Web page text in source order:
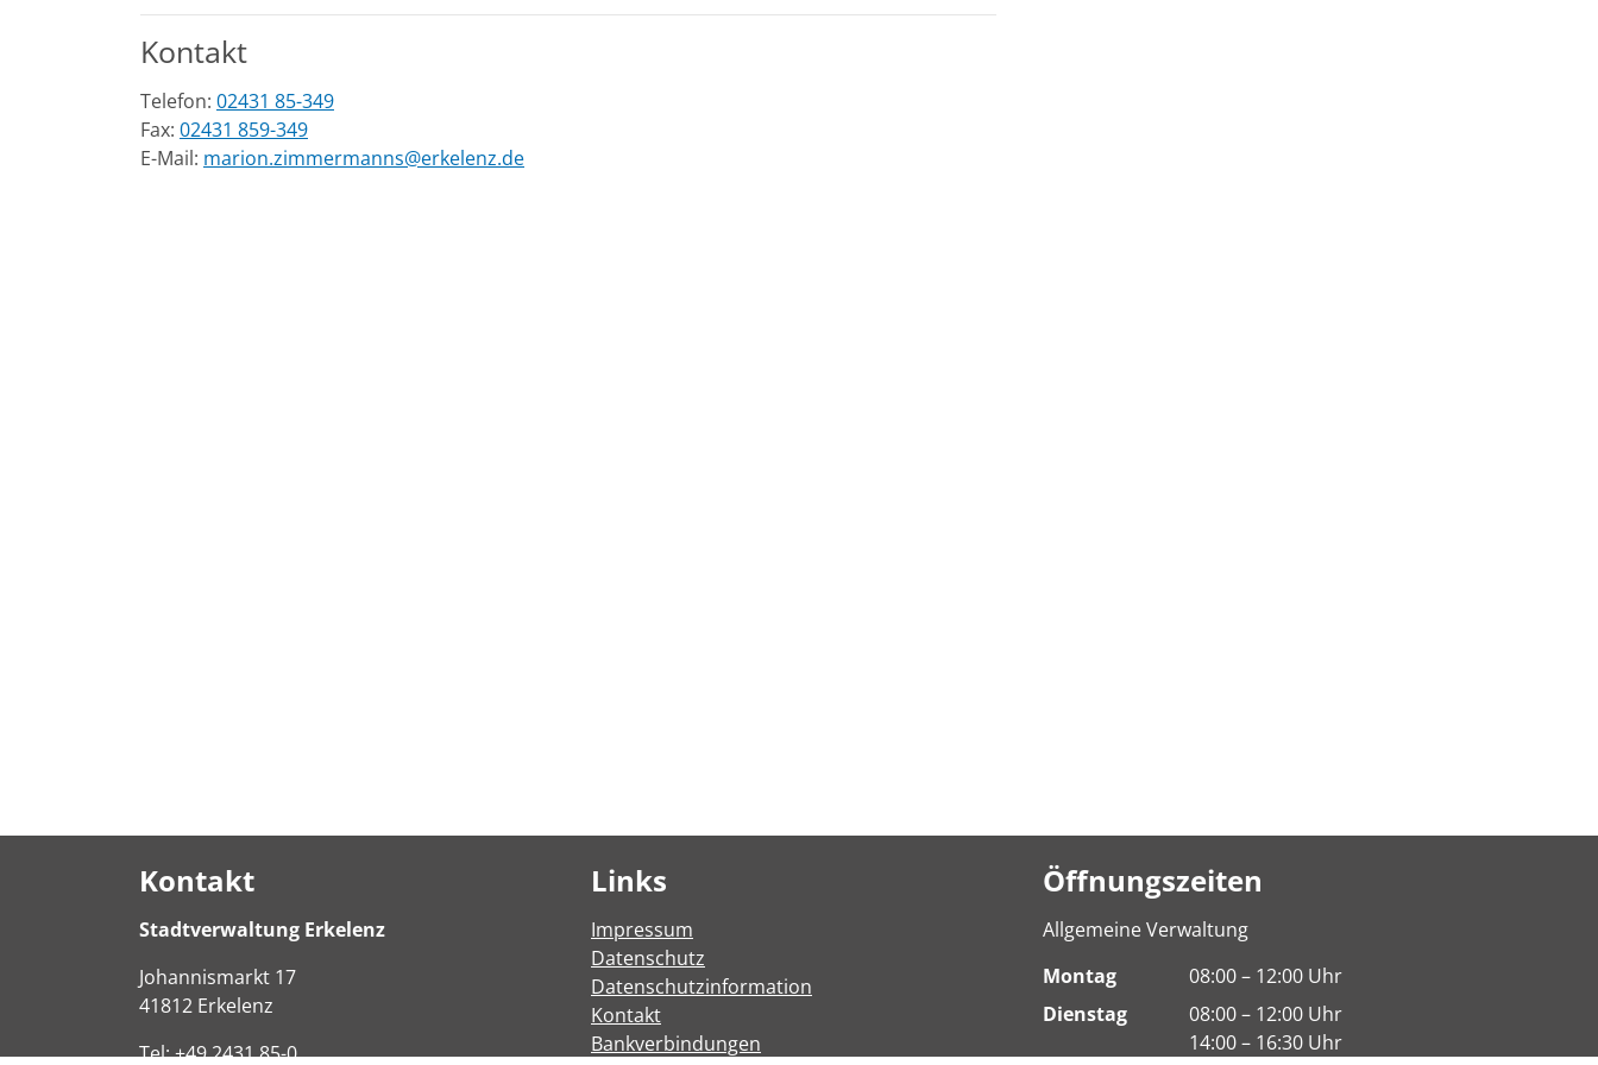
Kontakt
Telefon: 02431 85-349
Fax: 02431 859-349
E-Mail: marion.zimmermanns@erkelenz.de
Kontakt
Stadtverwaltung Erkelenz
Johannismarkt 17
41812 Erkelenz
Tel:+49 2431 85-0
Links
Impressum
Datenschutz
Datenschutzinformation
Kontakt
Bankverbindungen
Öffnungszeiten
Allgemeine Verwaltung
Montag
08:00 – 12:00 Uhr
Dienstag
08:00 – 12:00 Uhr
14:00 – 16:30 Uhr